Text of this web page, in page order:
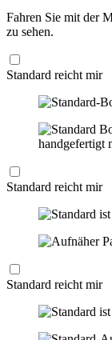
Fahren Sie mit der
zu sehen.
Standard reicht mir
Standard reicht mir
Standard reicht mir